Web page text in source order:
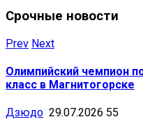
Срочные новости
Prev Next
Олимпийский чемпион
класс в Магнитогорске
Дзюдо 29.07.2026 55